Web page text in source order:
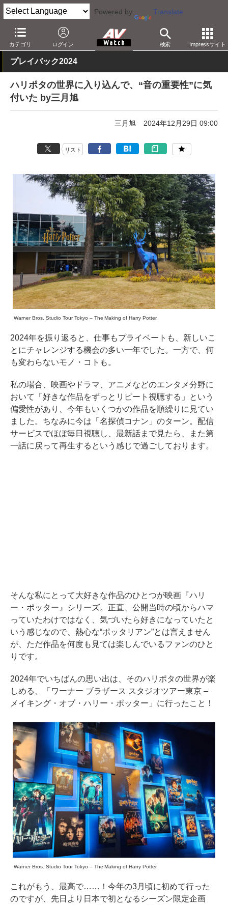
Powered by Translate
カテゴリ ログイン 検索 Impressサイト
AV Watch コンテンツ・サービス 映画 映画作品
プレイバック2024
ハリポタの世界に入り込んで、“音の重要性”に気
付いた by三月旭
三月旭 2024年12月29日 09:00
リスト
Warner Bros. Studio Tour Tokyo – The Making of Harry Potter.
2024年を振り返ると、仕事もプライベートも、新しいこ
とにチャレンジする機会の多い一年でした。一方で、何
も変わらないモノ・コトも。
私の場合、映画やドラマ、アニメなどのエンタメ分野に
おいて「好きな作品をずっとリピート視聴する」という
偏愛性があり、今年もいくつかの作品を順繰りに見てい
ました。ちなみに今は「名探偵コナン」のターン。配信
サービスでほぼ毎日視聴し、最新話まで見たら、また第
一話に戻って再生するという感じで過ごしております。
そんな私にとって大好きな作品のひとつが映画『ハリ
ー・ポッター』シリーズ。正直、公開当時の頃からハマ
っていたわけではなく、気づいたら好きになっていたと
いう感じなので、熱心な“ポッタリアン”とは言えません
が、ただ作品を何度も見ては楽しんでいるファンのひと
りです。
2024年でいちばんの思い出は、そのハリポタの世界が楽
しめる、「ワーナー ブラザース スタジオツアー東京 –
メイキング・オブ・ハリー・ポッター」に行ったこと！
Warner Bros. Studio Tour Tokyo – The Making of Harry Potter.
これがもう、最高で……！今年の3月頃に初めて行った
のですが、先日より日本で初となるシーズン限定企画